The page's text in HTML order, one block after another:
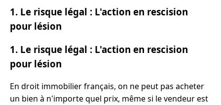
1. Le risque légal : L'action en rescision
pour lésion
1. Le risque légal : L'action en rescision
pour lésion
En droit immobilier français, on ne peut pas acheter
un bien à n'importe quel prix, même si le vendeur est